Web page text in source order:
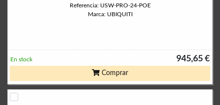
Referencia: USW-PRO-24-POE
Marca: UBIQUITI
945,65 €
En stock
Comprar